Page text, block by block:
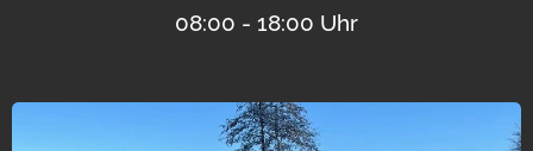
08:00 - 18:00 Uhr